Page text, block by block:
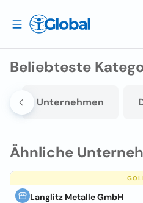
Beliebteste
Unternehmen
Ähnliche
Langlitz Metalle GmbH